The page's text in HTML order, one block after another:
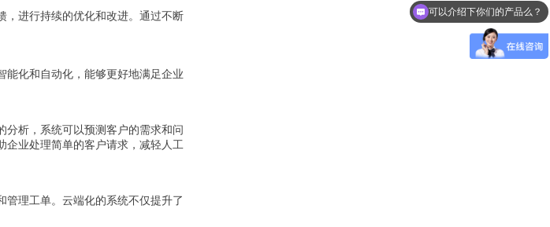
，进行持续的优化和改进。通过不断
化和自动化，能够更好地满足企业
分析，系统可以预测客户的需求和问
业处理简单的客户请求，减轻人工
理工单。云端化的系统不仅提升了
可以介绍下你们的产品么？